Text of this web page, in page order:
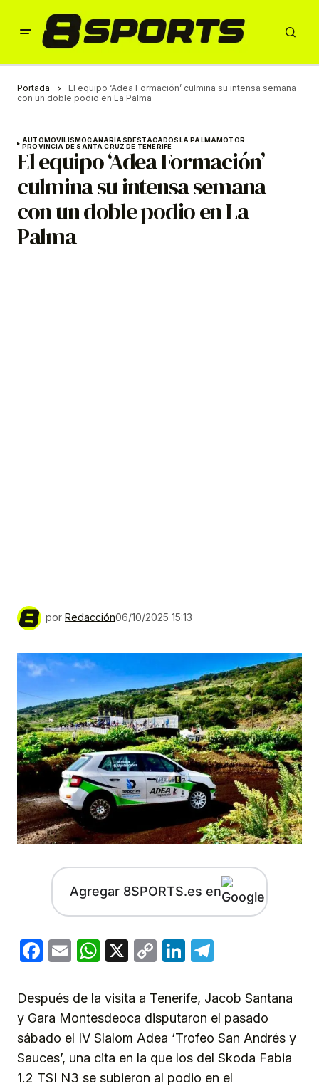
Portada
El equipo ‘Adea Formación’ culmina su intensa semana
con un doble podio en La Palma
AUTOMOVILISMOCANARIASDESTACADOSLA PALMAMOTOR
PROVINCIA DE SANTA CRUZ DE TENERIFE
El equipo ‘Adea Formación’
culmina su intensa semana
con un doble podio en La
Palma
por Redacción06/10/2025 15:13
Agregar 8SPORTS.es en
Facebook
EmailWhatsApp
X
CopyLinkedIn
Después de la visita a Tenerife, Jacob Santana
y Gara Montesdeoca disputaron el pasado
sábado el IV Slalom Adea ‘Trofeo San Andrés y
Sauces’, una cita en la que los del Skoda Fabia
1.2 TSI N3 se subieron al podio en el